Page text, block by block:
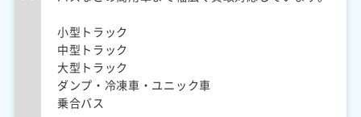
小型トラック
中型トラック
大型トラック
ダンプ・冷凍車・ユニック車
乗合バス